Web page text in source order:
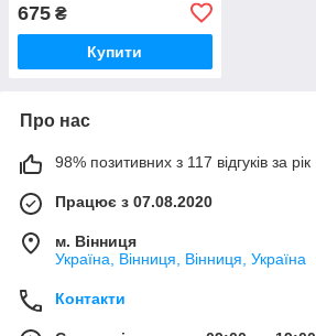
675 ₴
Купити
Про нас
98% позитивних з 117 відгуків за рік
Працює з 07.08.2020
м. Вінниця
Україна, Вінниця, Вінниця, Україна
Контакти